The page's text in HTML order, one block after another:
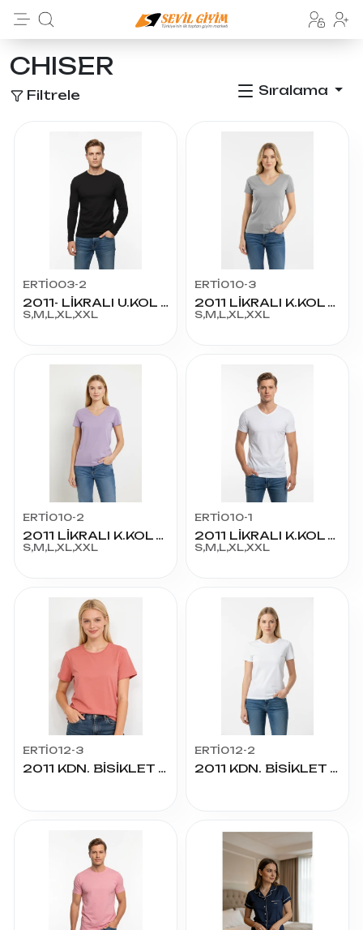
CHISER
Filtrele Sıralama
ERTİ003-2
2011- LİKRALI U.KOL BİS. YAKA
S,M,L,XL,XXL
ERTİ010-3
2011 LİKRALI K.KOL V YAKA
S,M,L,XL,XXL
ERTİ010-2
2011 LİKRALI K.KOL V YAKA
S,M,L,XL,XXL
ERTİ010-1
2011 LİKRALI K.KOL V YAKA
S,M,L,XL,XXL
ERTİ012-3
2011 KDN. BİSİKLET YAKA KISA KOL
ERTİ012-2
2011 KDN. BİSİKLET YAKA KISA KOL